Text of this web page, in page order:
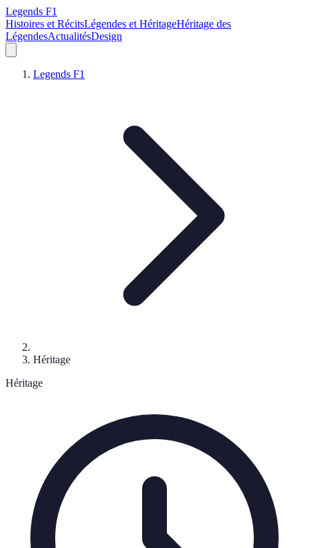
Legends F1
Histoires et RécitsLégendes et HéritageHéritage des
LégendesActualitésDesign
Legends F1
Héritage
Héritage